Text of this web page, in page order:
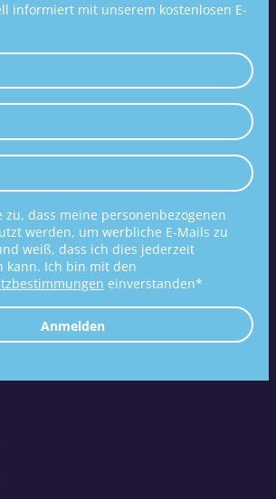
informiert mit unserem kostenlosen E-
zu, dass meine personenbezogenen
werden, um werbliche E-Mails zu
weiß, dass ich dies jederzeit
kann. Ich bin mit den
einverstanden*
Anmelden